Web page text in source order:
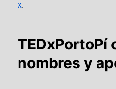
X.
TEDxPortoPí
nombres y